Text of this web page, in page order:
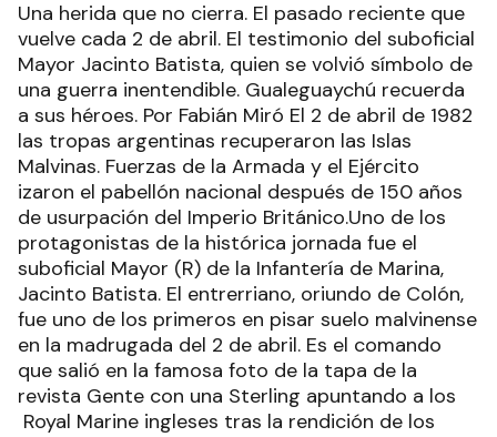
Una herida que no cierra. El pasado reciente que
vuelve cada 2 de abril. El testimonio del suboficial
Mayor Jacinto Batista, quien se volvió símbolo de
una guerra inentendible. Gualeguaychú recuerda
a sus héroes. Por Fabián Miró El 2 de abril de 1982
las tropas argentinas recuperaron las Islas
Malvinas. Fuerzas de la Armada y el Ejército
izaron el pabellón nacional después de 150 años
de usurpación del Imperio Británico.Uno de los
protagonistas de la histórica jornada fue el
suboficial Mayor (R) de la Infantería de Marina,
Jacinto Batista. El entrerriano, oriundo de Colón,
fue uno de los primeros en pisar suelo malvinense
en la madrugada del 2 de abril. Es el comando
que salió en la famosa foto de la tapa de la
revista Gente con una Sterling apuntando a los
Royal Marine ingleses tras la rendición de los